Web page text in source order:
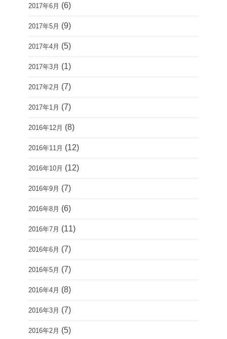
2017年6月 (6)
2017年5月 (9)
2017年4月 (5)
2017年3月 (1)
2017年2月 (7)
2017年1月 (7)
2016年12月 (8)
2016年11月 (12)
2016年10月 (12)
2016年9月 (7)
2016年8月 (6)
2016年7月 (11)
2016年6月 (7)
2016年5月 (7)
2016年4月 (8)
2016年3月 (7)
2016年2月 (5)